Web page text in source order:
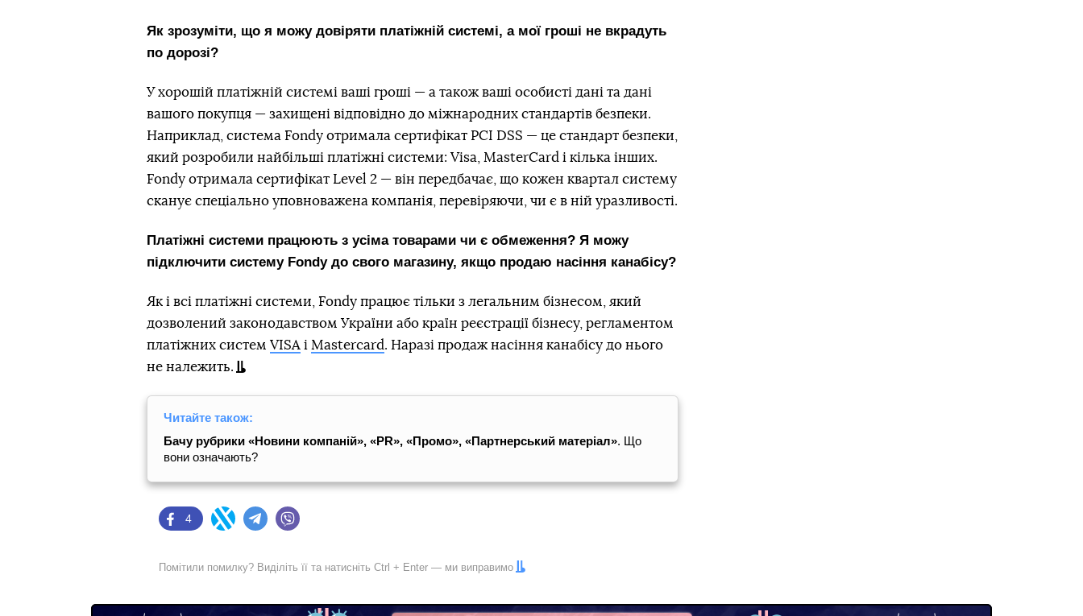
Як зрозуміти, що я можу довіряти платіжній системі, а мої гроші не вкрадуть
по дорозі?
У хорошій платіжній системі ваші гроші — а також ваші особисті дані та дані
вашого покупця — захищені відповідно до міжнародних стандартів безпеки.
Наприклад, система Fondy отримала сертифікат PCI DSS — це стандарт безпеки,
який розробили найбільші платіжні системи: Visa, MasterCard і кілька інших.
Fondy отримала сертифікат Level 2 — він передбачає, що кожен квартал систему
сканує спеціально уповноважена компанія, перевіряючи, чи є в ній уразливості.
Платіжні системи працюють з усіма товарами чи є обмеження? Я можу
підключити систему Fondy до свого магазину, якщо продаю насіння канабісу?
Як і всі платіжні системи, Fondy працює тільки з легальним бізнесом, який
дозволений законодавством України або країн реєстрації бізнесу, регламентом
платіжних систем VISA і Mastercard . Наразі продаж насіння канабісу до нього
не належить.
Читайте також:
Бачу рубрики «Новини компаній», «PR», «Промо», «Партнерський матеріал». Що
вони означають?
Facebook
4
Twitter Telegram
Помітили помилку? Виділіть її та натисніть Ctrl + Enter — ми виправимо